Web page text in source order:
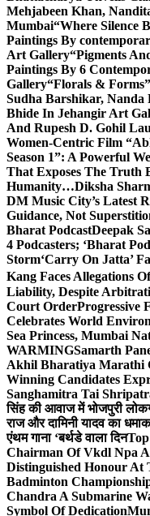
Mehjabeen Khan,
Mumbai“Where Silence
Paintings By
Art Gallery“Pigments
Paintings By 6
Gallery“Florals &
Sudha Barshikar, Nanda
Bhide In Jehangir Art
And Rupesh D. Gohil
Women-Centric Film
Season 1”: A Powerful
That Exposes The Truth
Humanity…Diksha
DM Music City’s Latest
Guidance, Not
Bharat PodcastDeepak
4 Podcasters; ‘Bharat
Storm‘Carry On Jatta’
Kang Faces Allegations
Liability, Despite
Court OrderProgressive
Celebrates World
Sea Princess, Mumbai
WARMINGSamarth
Akhil Bharatiya Marathi
Winning Candidates
Sanghamitra Tai
सिंह की आवाज में भोजपुरी
राज और दामिनी यादव का
एंथम गाना ‘बर्थडे वाला दिन
Chairman Of Vkdl Npa
Distinguished Honour At
Badminton
Chandra A Submarine
Symbol Of Dedication